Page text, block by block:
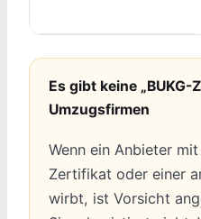
Es gibt keine
Umzugsfirmen
Wenn ein Anbieter
Zertifikat oder einer
wirbt, ist Vorsicht